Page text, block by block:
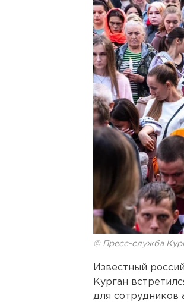
© Пресс-служба
Известный
Курган
для сотрудников